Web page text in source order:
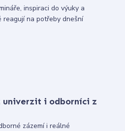
inspiraci do výuky a
na potřeby dnešní
univerzit i odborníci z
zázemí i reálné